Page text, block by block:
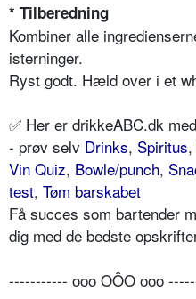
* Tilberedning
Kombiner alle
isterninger.
Ryst godt. Hæld over i et
✅ Her er drikkeABC.dk
- prøv selv Drinks, Spiritus,
Vin Quiz, Bowle/punch,
test, Tøm barskabet
Få succes som bartender
dig med de bedste
----------- ooo OÔO ooo